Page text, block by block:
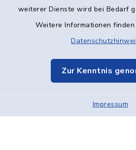
weiterer Dienste wird bei Bedarf
Weitere Informationen
Zur Kenntnis
Impressum
Elektronische
Sitemap